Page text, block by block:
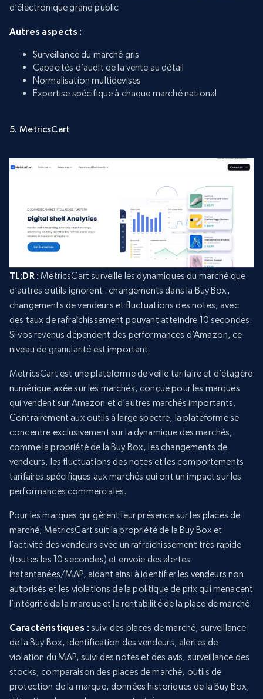
d’électronique grand public
Autres aspects :
Surveillance du marché gris
Capacités d’audit de la vente au détail
Normalisation multidevises
Expertise spécifique à chaque marché national
5. MetricsCart
TL;DR : MetricsCart surveille les dynamiques du marché que
d’autres outils ignorent : changements dans la Buy Box,
changements de vendeurs et fluctuations des notes, avec
des taux de rafraîchissement pouvant atteindre 10 secondes.
Si vos revenus dépendent des performances d’Amazon, ce
niveau de granularité est important.
MetricsCart est une plateforme de veille tarifaire et d’étagère
numérique axée sur les marchés, conçue pour les marques
qui vendent sur Amazon et d’autres marchés importants.
Contrairement aux outils à large spectre, la plateforme se
concentre exclusivement sur la dynamique des marchés,
comme la propriété de la Buy Box, les changements de
vendeurs, les fluctuations des notes et les comportements
tarifaires spécifiques aux marchés qui ont un impact sur les
performances commerciales.
Pour les marques qui gèrent leur présence sur les places de
marché, MetricsCart suit la propriété de la Buy Box et
l’activité des vendeurs avec un rafraîchissement très rapide
(toutes les 10 secondes) et envoie des alertes
instantanées/MAP, aidant ainsi à identifier les vendeurs non
autorisés et les violations de la politique de prix qui menacent
l’intégrité de la marque et la rentabilité de la place de marché.
Caractéristiques : suivi des places de marché, surveillance
de la Buy Box, identification des vendeurs, alertes de
violation du MAP, suivi des notes et des avis, surveillance des
stocks, comparaison des places de marché, outils de
protection de la marque, données historiques de la Buy Box,